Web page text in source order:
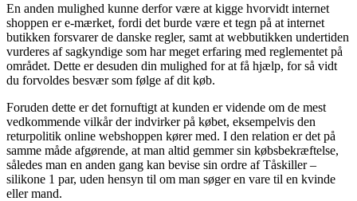
En anden mulighed kunne derfor være at kigge hvorvidt internet
shoppen er e-mærket, fordi det burde være et tegn på at internet
butikken forsvarer de danske regler, samt at webbutikken undertiden
vurderes af sagkyndige som har meget erfaring med reglementet på
området. Dette er desuden din mulighed for at få hjælp, for så vidt
du forvoldes besvær som følge af dit køb.
Foruden dette er det fornuftigt at kunden er vidende om de mest
vedkommende vilkår der indvirker på købet, eksempelvis den
returpolitik online webshoppen kører med. I den relation er det på
samme måde afgørende, at man altid gemmer sin købsbekræftelse,
således man en anden gang kan bevise sin ordre af Tåskiller –
silikone 1 par, uden hensyn til om man søger en vare til en kvinde
eller mand.